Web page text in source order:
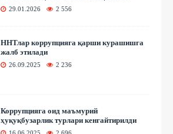
29.01.2026 2 556
ННТлар коррупцияга қарши курашишга
жалб этилади
26.09.2025 2 236
Коррупцияга оид маъмурий
ҳуқуқбузарлик турлари кенгайтирилди